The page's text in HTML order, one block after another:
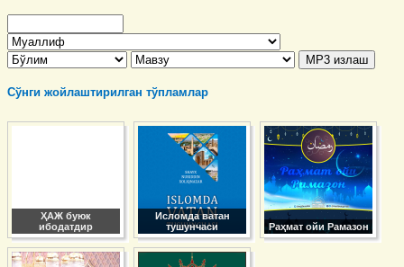
Сўнги жойлаштирилган тўпламлар
ҲАЖ буюк
ибодатдир
Исломда ватан
тушунчаси
Раҳмат ойи Рамазон